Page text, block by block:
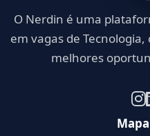
O Nerdin é uma
em vagas de
melhores